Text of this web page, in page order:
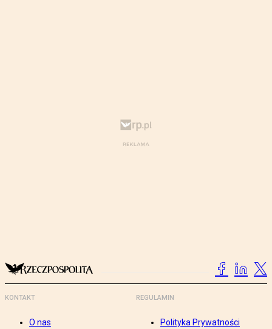
KONTAKT
O nas
REGULAMIN
Polityka Prywatności